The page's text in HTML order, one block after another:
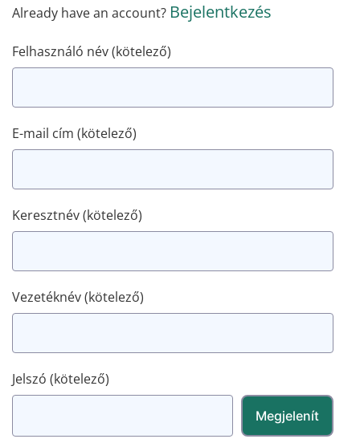
Already have an account? Bejelentkezés
Felhasználó név(kötelező)
E-mail cím (kötelező)
Keresztnév(kötelező)
Vezetéknév(kötelező)
Jelszó (kötelező)
Megjelenít